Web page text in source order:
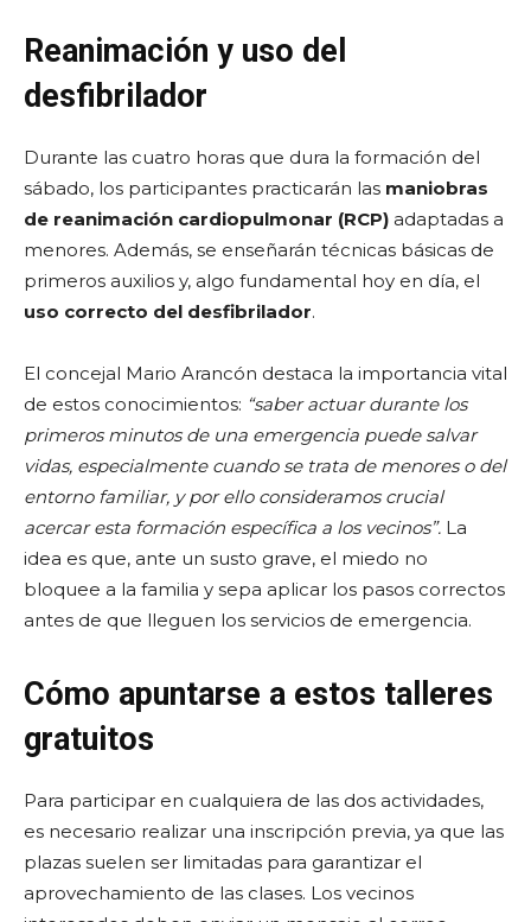
Reanimación y uso del
desfibrilador
Durante las cuatro horas que dura la formación del
sábado, los participantes practicarán las maniobras
de reanimación cardiopulmonar (RCP) adaptadas a
menores. Además, se enseñarán técnicas básicas de
primeros auxilios y, algo fundamental hoy en día, el
uso correcto del desfibrilador.
El concejal Mario Arancón destaca la importancia vital
de estos conocimientos: “saber actuar durante los
primeros minutos de una emergencia puede salvar
vidas, especialmente cuando se trata de menores o del
entorno familiar, y por ello consideramos crucial
acercar esta formación específica a los vecinos”. La
idea es que, ante un susto grave, el miedo no
bloquee a la familia y sepa aplicar los pasos correctos
antes de que lleguen los servicios de emergencia.
Cómo apuntarse a estos talleres
gratuitos
Para participar en cualquiera de las dos actividades,
es necesario realizar una inscripción previa, ya que las
plazas suelen ser limitadas para garantizar el
aprovechamiento de las clases. Los vecinos